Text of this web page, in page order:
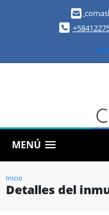
MENÚ
Inicio
Detalles del